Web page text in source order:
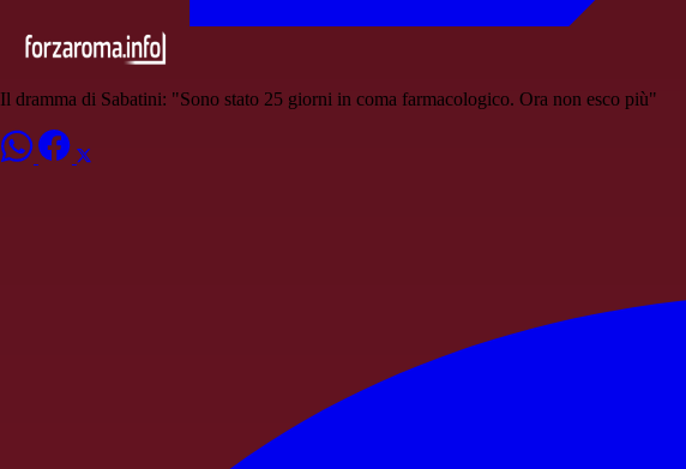
Il dramma di Sabatini: "Sono stato 25 giorni in coma farmacologico. Ora non esco più"